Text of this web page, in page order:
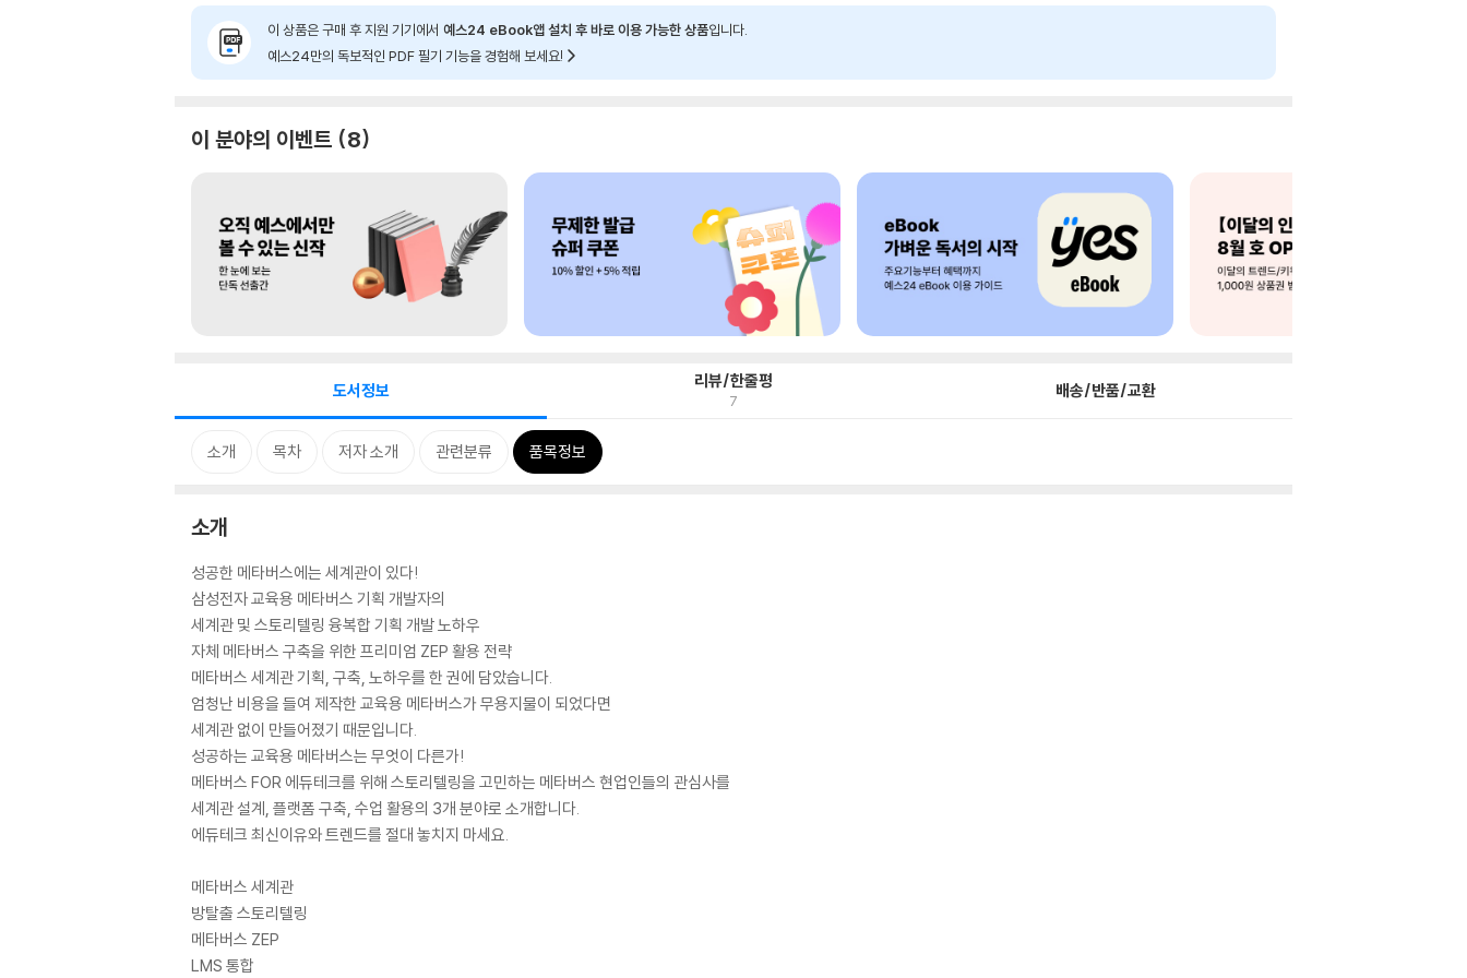
이 상품은 구매 후 지원 기기에서 예스24 eBook앱 설치 후 바로 이용 가능한 상품입니다.
예스24만의 독보적인 PDF 필기 기능을 경험해 보세요!
이 분야의 이벤트 8
도서정보 리뷰/한줄평
7 배송/반품/교환
소개 목차 저자 소개 관련분류 품목정보
소개
성공한 메타버스에는 세계관이 있다!
삼성전자 교육용 메타버스 기획 개발자의
세계관 및 스토리텔링 융복합 기획 개발 노하우
자체 메타버스 구축을 위한 프리미엄 ZEP 활용 전략
메타버스 세계관 기획, 구축, 노하우를 한 권에 담았습니다.
엄청난 비용을 들여 제작한 교육용 메타버스가 무용지물이 되었다면
세계관 없이 만들어졌기 때문입니다.
성공하는 교육용 메타버스는 무엇이 다른가!
메타버스 FOR 에듀테크를 위해 스토리텔링을 고민하는 메타버스 현업인들의 관심사를
세계관 설계, 플랫폼 구축, 수업 활용의 3개 분야로 소개합니다.
에듀테크 최신이유와 트렌드를 절대 놓치지 마세요.
메타버스 세계관
방탈출 스토리텔링
메타버스 ZEP
LMS 통합